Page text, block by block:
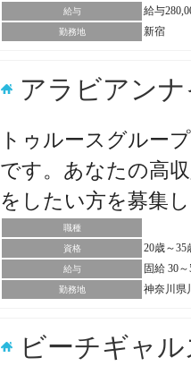
給与 給与
勤務地 新宿
アラビアン
トゥルースグルー
です。あなたの高
をしたい方を募集
職種
資格 20歳～35
給与 固給 30
勤務地 神奈川県
ビーチギャ